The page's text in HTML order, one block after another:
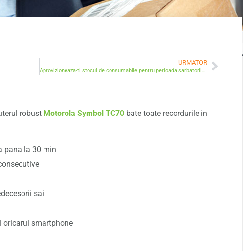
URMATOR
Aprovizioneaza-ti stocul de consumabile pentru perioada sarbatorilor de iarna!
robust Motorola Symbol TC70 bate toate recordurile in
pana la 30 min
sai
oricarui smartphone